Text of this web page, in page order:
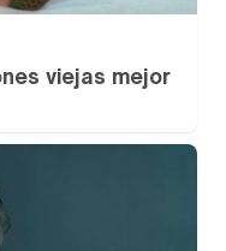
viejas mejor